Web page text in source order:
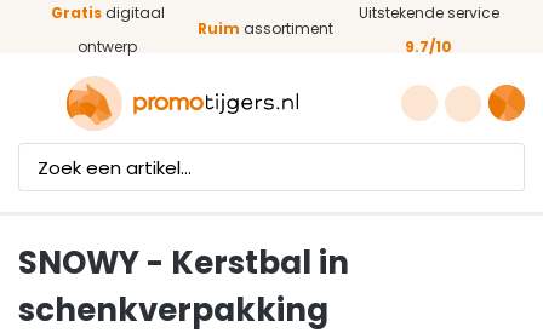
Ga naar de hoofdinhoud
Gratisdigitaal
ontwerp
Ruim assortiment
Uitstekende service
9.7/10
SNOWY - Kerstbal in
schenkverpakking